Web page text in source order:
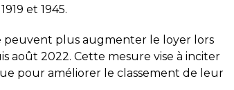
et 1945.
peuvent plus augmenter le loyer lors
août 2022. Cette mesure vise à inciter
pour améliorer le classement de leur